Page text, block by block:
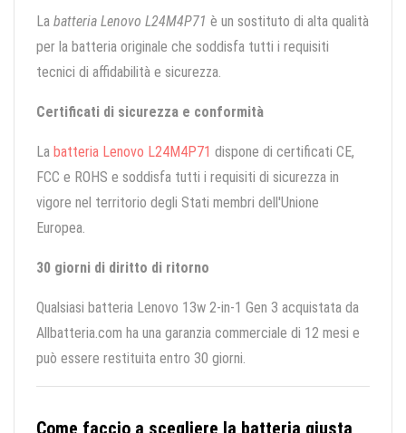
La batteria Lenovo L24M4P71 è un sostituto di alta qualità
per la batteria originale che soddisfa tutti i requisiti
tecnici di affidabilità e sicurezza.
Certificati di sicurezza e conformità
La batteria Lenovo L24M4P71 dispone di certificati CE,
FCC e ROHS e soddisfa tutti i requisiti di sicurezza in
vigore nel territorio degli Stati membri dell'Unione
Europea.
30 giorni di diritto di ritorno
Qualsiasi batteria Lenovo 13w 2-in-1 Gen 3 acquistata da
Allbatteria.com ha una garanzia commerciale di 12 mesi e
può essere restituita entro 30 giorni.